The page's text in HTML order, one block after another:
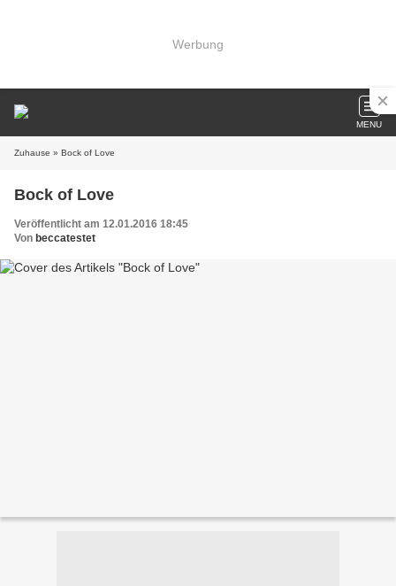
Werbung
MENU
Zuhause » Bock of Love
Bock of Love
Veröffentlicht am 12.01.2016 18:45
Von beccatestet